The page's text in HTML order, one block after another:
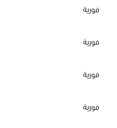
فورية
فورية
فورية
فورية